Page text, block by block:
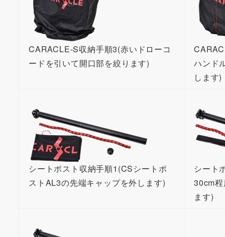
CARACLE-S収納手順3(赤いドローコ
ードを引いて開口部を絞ります)
ハンド
します)
シートポスト収納手順1(CSシートポ
ストAL3の先端キャップを外します)
シート
30cm
ます)